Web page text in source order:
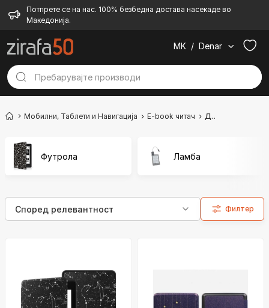
Потпрете се на нас. 100% безбедна достава насекаде во
Македонија.
MK / Denar
Мобилни, Таблети и Навигација Е-book читач Додатоци
Футрола Ламба
Филтер